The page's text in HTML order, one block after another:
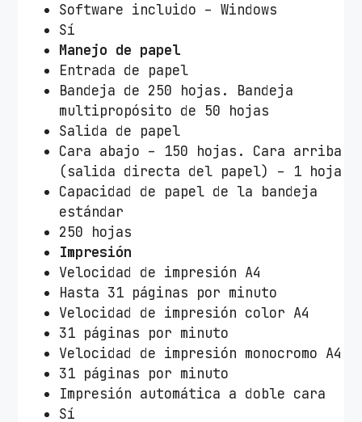
Software incluido – Windows
Sí
Manejo de papel
Entrada de papel
Bandeja de 250 hojas. Bandeja
multipropósito de 50 hojas
Salida de papel
Cara abajo – 150 hojas. Cara arriba
(salida directa del papel) – 1 hoja
Capacidad de papel de la bandeja
estándar
250 hojas
Impresión
Velocidad de impresión A4
Hasta 31 páginas por minuto
Velocidad de impresión color A4
31 páginas por minuto
Velocidad de impresión monocromo A4
31 páginas por minuto
Impresión automática a doble cara
Sí